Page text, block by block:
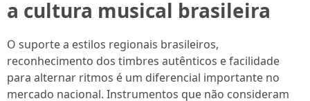
a cultura musical brasileira
O suporte a estilos regionais brasileiros,
reconhecimento dos timbres autênticos e facilidade
para alternar ritmos é um diferencial importante no
mercado nacional. Instrumentos que não consideram